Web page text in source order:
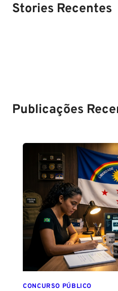
Stories Recentes
Publicações
CONCURSO PÚBLICO